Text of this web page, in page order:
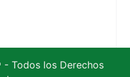
- Todos los Derechos